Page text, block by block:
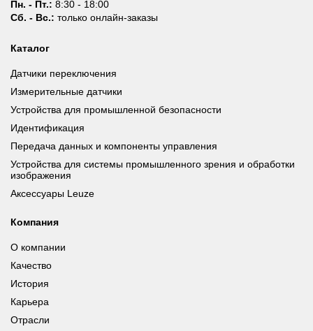
Пн. - Пт.: 8:30 - 18:00
Сб. - Вс.: только онлайн-заказы
Каталог
Датчики переключения
Измерительные датчики
Устройства для промышленной безопасности
Идентификация
Передача данных и компоненты управления
Устройства для системы промышленного зрения и обработки
изображения
Аксессуары Leuze
Компания
О компании
Качество
История
Карьера
Отрасли